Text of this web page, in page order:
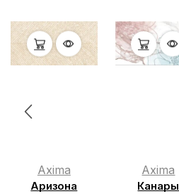
Axima
Аризона
Axima
Канары